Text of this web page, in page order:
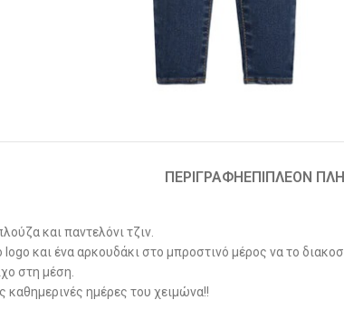
ΠΕΡΙΓΡΑΦΉΕΠΙΠΛΈΟΝ
και παντελόνι τζιν.
και ένα αρκουδάκι στο μπροστινό μέρος να το
στη μέση.
καθημερινές ημέρες του χειμώνα!!